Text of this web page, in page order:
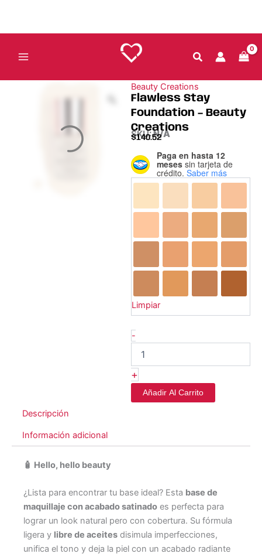
contenido
Beauty Creations
Flawless Stay
Foundation – Beauty
Creations
SKU:N/A
$140.52
Paga en hasta 12
meses sin tarjeta de
crédito. Saber más
Limpiar
-
Flawless
Stay
Foundation
Creations
+
Añadir Al Carrito
Descripción
Información adicional
🧴 Hello, hello beauty
¿Lista para encontrar tu base ideal? Esta base de
maquillaje con acabado satinado es perfecta para
lograr un look natural pero con cobertura. Su fórmula
ligera y libre de aceites disimula imperfecciones,
unifica el tono y deja la piel con un acabado radiante